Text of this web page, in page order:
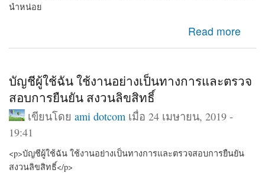
นำหน่อย
Read more
about เพื่มรูปภาพใส่เป็นภาพพื้นหลังในช่องเนื้อหาBODY
ทำยังไงครับ เเนะนำหน่อย
บัญชีผู้ใช้ฉัน ใช้งานอย่างเป็นทางการและตรวจ
สอบการยืนยัน สงวนลิขสิทธิ์
เขียนโดย ami dotcom เมื่อ 24 เมษายน, 2019 -
19:41
<p>บัญชีผู้ใช้ฉัน ใช้งานอย่างเป็นทางการและตรวจสอบการยืนยัน
สงวนลิขสิทธิ์</p>